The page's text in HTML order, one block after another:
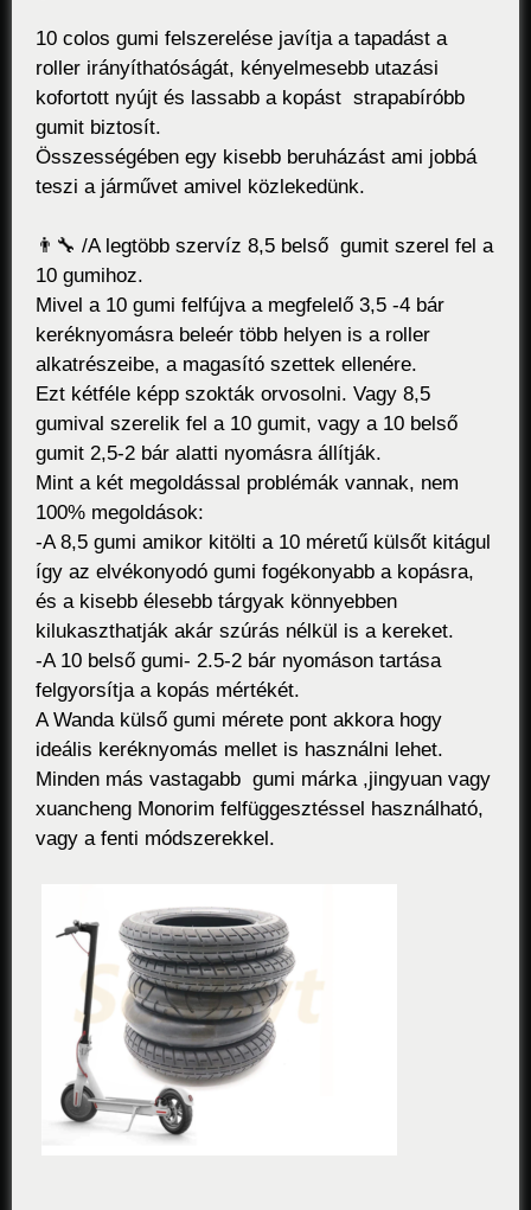
10 colos gumi felszerelése javítja a tapadást a
roller irányíthatóságát, kényelmesebb utazási
kofortott nyújt és lassabb a kopást strapabíróbb
gumit biztosít.
Összességében egy kisebb beruházást ami jobbá
teszi a járművet amivel közlekedünk.
👨‍🔧 /A legtöbb szervíz 8,5 belső gumit szerel fel a
10 gumihoz.
Mivel a 10 gumi felfújva a megfelelő 3,5 -4 bár
keréknyomásra beleér több helyen is a roller
alkatrészeibe, a magasító szettek ellenére.
Ezt kétféle képp szokták orvosolni. Vagy 8,5
gumival szerelik fel a 10 gumit, vagy a 10 belső
gumit 2,5-2 bár alatti nyomásra állítják.
Mint a két megoldással problémák vannak, nem
100% megoldások:
-A 8,5 gumi amikor kitölti a 10 méretű külsőt kitágul
így az elvékonyodó gumi fogékonyabb a kopásra,
és a kisebb élesebb tárgyak könnyebben
kilukaszthatják akár szúrás nélkül is a kereket.
-A 10 belső gumi- 2.5-2 bár nyomáson tartása
felgyorsítja a kopás mértékét.
A Wanda külső gumi mérete pont akkora hogy
ideális keréknyomás mellet is használni lehet.
Minden más vastagabb gumi márka ,jingyuan vagy
xuancheng Monorim felfüggesztéssel használható,
vagy a fenti módszerekkel.